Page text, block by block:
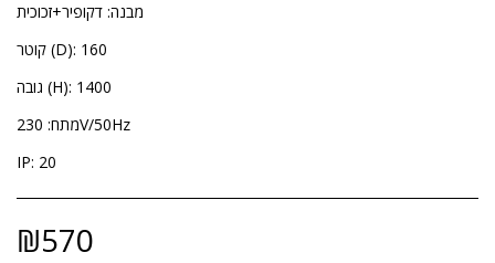
מבנה: דקופיר+זכוכית
קוטר (D): 160
גובה (H): 1400
מתח: 230V/50Hz
IP: 20
₪570